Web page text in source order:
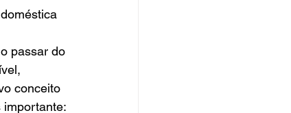
passar do
conceito
importante: